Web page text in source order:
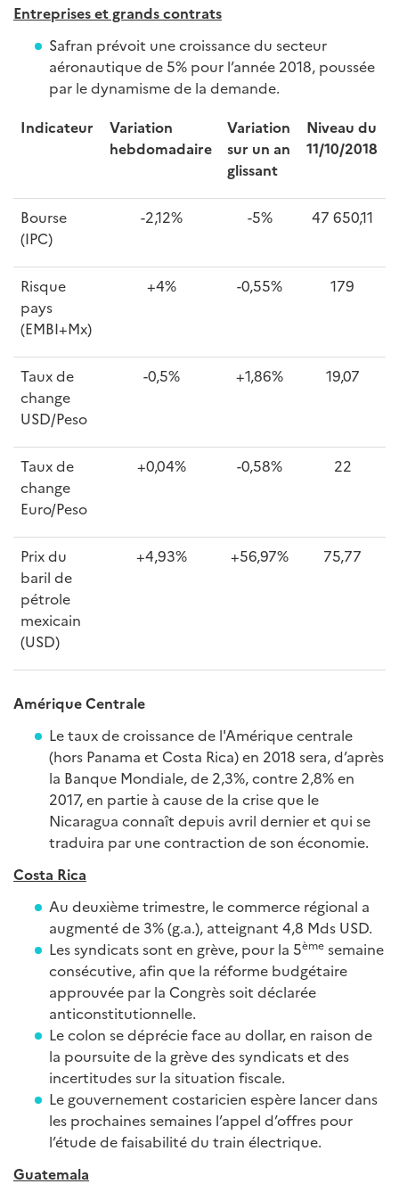
Entreprises et grands contrats
Safran prévoit une croissance du secteur
aéronautique de 5% pour l’année 2018, poussée
par le dynamisme de la demande.
Indicateur
Variation
hebdomadaire
Variation
sur un an
glissant
Niveau du
11/10/2018
Bourse
(IPC)
-2,12% -5% 47 650,11
Risque
pays
(EMBI+Mx)
+4% -0,55% 179
Taux de
change
USD/Peso
-0,5% +1,86% 19,07
Taux de
change
Euro/Peso
+0,04% -0,58% 22
Prix du
baril de
pétrole
mexicain
(USD)
+4,93% +56,97% 75,77
Amérique Centrale
Le taux de croissance de l'Amérique centrale
(hors Panama et Costa Rica) en 2018 sera, d’après
la Banque Mondiale, de 2,3%, contre 2,8% en
2017, en partie à cause de la crise que le
Nicaragua connaît depuis avril dernier et qui se
traduira par une contraction de son économie.
Costa Rica
Au deuxième trimestre, le commerce régional a
augmenté de 3% (g.a.), atteignant 4,8 Mds USD.
Les syndicats sont en grève, pour la 5ème semaine
consécutive, afin que la réforme budgétaire
approuvée par la Congrès soit déclarée
anticonstitutionnelle.
Le colon se déprécie face au dollar, en raison de
la poursuite de la grève des syndicats et des
incertitudes sur la situation fiscale.
Le gouvernement costaricien espère lancer dans
les prochaines semaines l’appel d’offres pour
l’étude de faisabilité du train électrique.
Guatemala